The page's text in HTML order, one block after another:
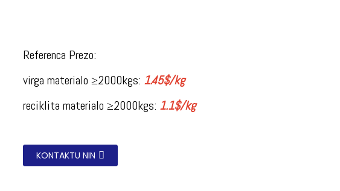
Referenca Prezo:
virga materialo ≥2000kgs: 1.45$/kg
reciklita materialo ≥2000kgs: 1.1$/kg
KONTAKTU NIN